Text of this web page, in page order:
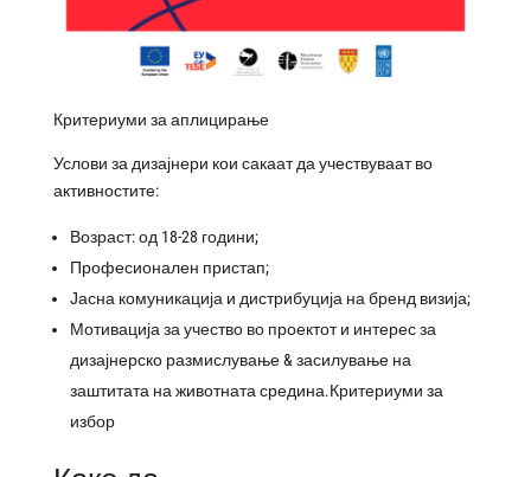
Критериуми за аплицирање
Услови за дизајнери кои сакаат да учествуваат во
активностите:
Возраст: од 18-28 години;
Професионален пристап;
Јасна комуникација и дистрибуција на бренд визија;
Мотивација за учество во проектот и интерес за
дизајнерско размислување & засилување на
заштитата на животната средина.Критериуми за
избор